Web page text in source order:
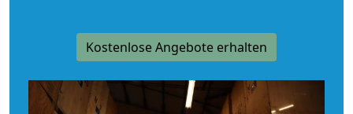
Kostenlose Angebote erhalten